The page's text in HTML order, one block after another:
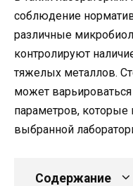
соблюдение
различные
контролируют
тяжелых металлов.
может
параметров, которые
выбранной
Содержание